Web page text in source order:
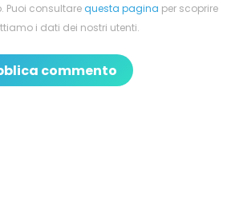
Puoi consultarequesta pagina per scoprire
i dati dei nostri utenti.